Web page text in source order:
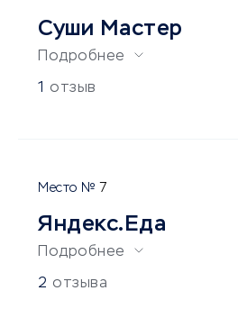
Суши Мастер
Подробнее
1 отзыв
7
Яндекс.Еда
Подробнее
2 отзыва